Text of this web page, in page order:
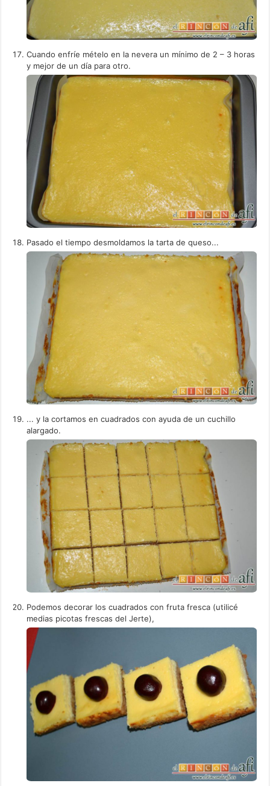
Cuando enfríe mételo en la nevera un mínimo de 2 – 3 horas
y mejor de un día para otro.
Pasado el tiempo desmoldamos la tarta de queso...
... y la cortamos en cuadrados con ayuda de un cuchillo
alargado.
Podemos decorar los cuadrados con fruta fresca (utilicé
medias picotas frescas del Jerte),